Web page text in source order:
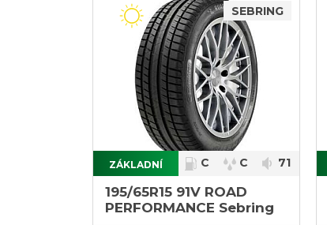
SEBRING
ZÁKLADNÍ C C 71
195/65R15 91V ROAD
PERFORMANCE Sebring